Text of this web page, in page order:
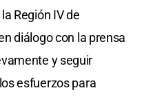
Región IV de
diálogo con la prensa
y seguir
esfuerzos para